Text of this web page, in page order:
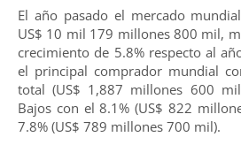
El año pasado el mercado
US$ 10 mil 179 millones 800 mil,
crecimiento de 5.8% respecto al
el principal comprador mundial
total (US$ 1,887 millones 600
Bajos con el 8.1% (US$ 822
7.8% (US$ 789 millones 700 mil).